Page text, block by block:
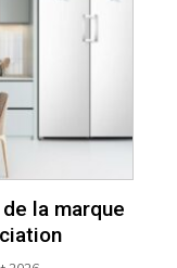
la marque